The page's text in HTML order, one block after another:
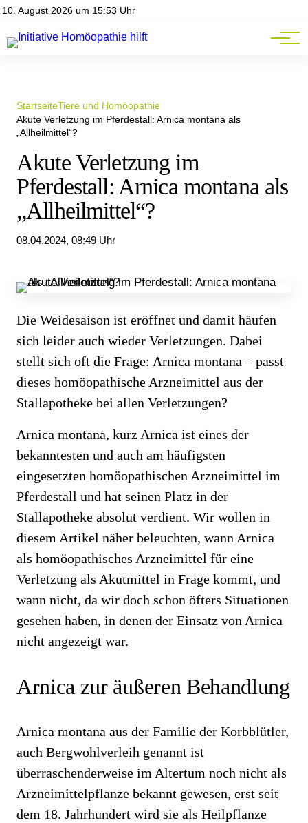
10. August 2026 um 15:53 Uhr
Homöopathie-News
StartseiteTiere und Homöopathie
Akute Verletzung im Pferdestall: Arnica montana als
„Allheilmittel“?
Akute Verletzung im
Pferdestall: Arnica montana als
„Allheilmittel“?
08.04.2024, 08:49 Uhr
Die Weidesaison ist eröffnet und damit häufen
sich leider auch wieder Verletzungen. Dabei
stellt sich oft die Frage: Arnica montana – passt
dieses homöopathische Arzneimittel aus der
Stallapotheke bei allen Verletzungen?
Arnica montana, kurz Arnica ist eines der
bekanntesten und auch am häufigsten
eingesetzten homöopathischen Arzneimittel im
Pferdestall und hat seinen Platz in der
Stallapotheke absolut verdient. Wir wollen in
diesem Artikel näher beleuchten, wann Arnica
als homöopathisches Arzneimittel für eine
Verletzung als Akutmittel in Frage kommt, und
wann nicht, da wir doch schon öfters Situationen
gesehen haben, in denen der Einsatz von Arnica
nicht angezeigt war.
Arnica zur äußeren Behandlung
Arnica montana aus der Familie der Korbblütler,
auch Bergwohlverleih genannt ist
überraschenderweise im Altertum noch nicht als
Arzneimittelpflanze bekannt gewesen, erst seit
dem 18. Jahrhundert wird sie als Heilpflanze